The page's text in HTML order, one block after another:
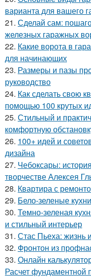
варианта для вашего
21. Сделай сам:
железных гаражных
22. Какие ворота в
для начинающих
23. Размеры и пазы
руководство
24. Как сделать свою
помощью 100 крутых
25. Стильный и
комфортную
26. 100+ идей и
дизайна
27. Чебоксары:
творчестве Алексея
28. Квартира с
29. Бело-зеленые
30. Темно-зеленая
и стильный интерьер
31. Стас Пьеха: жизнь
32. Фронтон из
33. Онлайн
Расчет фундаментной